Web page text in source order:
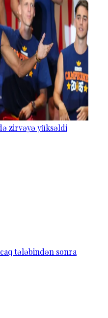
zirvəyə yüksəldi
tələbindən sonra